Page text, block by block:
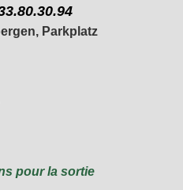
Parkplatz
pour la sortie